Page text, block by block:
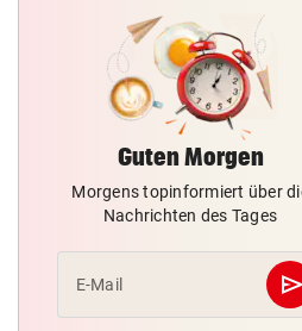
Guten Morgen
Morgens topinformiert über
Nachrichten des Tages
E-Mail